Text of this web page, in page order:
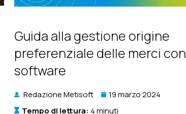
Guida alla gestione origine
preferenziale delle merci con
software
Redazione Metisoft
19 marzo 2024
Tempo di lettura: 4 minuti